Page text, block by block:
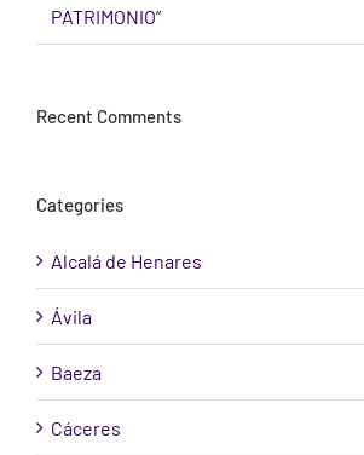
PATRIMONIO”
Recent Comments
Categories
Alcalá de Henares
Ávila
Baeza
Cáceres